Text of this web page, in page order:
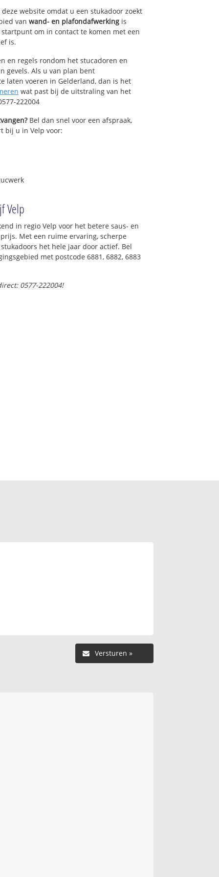
website omdat u een stukadoor zoekt
van wand- en plafondafwerking is
om in contact te komen met een
is.
en regels rondom het stucadoren en
gevels. Als u van plan bent
laten voeren in Gelderland, dan is het
wat past bij de uitstraling van het
222004
Bel dan snel voor een afspraak,
bij u in Velp voor:
Velp
in regio Velp voor het betere saus- en
Met een ruime ervaring, scherpe
het hele jaar door actief. Bel
met postcode 6881, 6882, 6883
0577-222004!